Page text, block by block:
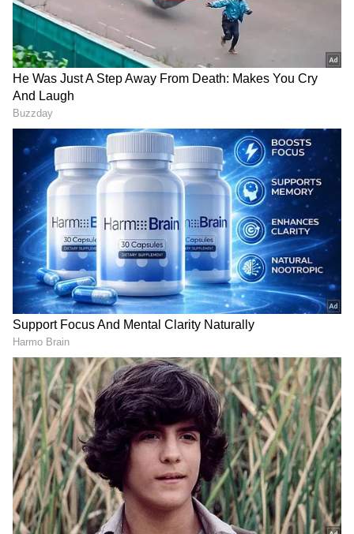
7
ಮಾನ್ಸೂನ್‌ನಲ್ಲಿ ಆರೋಗ್ಯಕ್ಕೆ ಉತ್ತಮ ಆಹಾರಗಳನ್ನು
ಸೇವಿಸಬೇಕು. ಇದು ರೋಗ ನಿರೋಧಕ ಶಕ್ತಿಯನ್ನು
(immunity power) ಹೆಚ್ಚಿಸುತ್ತೆ ಮತ್ತು ಮಳೆಗಾಲದಲ್ಲಿ
ಸೋಂಕುಗಳ ವಿರುದ್ಧ ಹೋರಾಡಲು ಸಹಾಯ ಮಾಡುತ್ತೆ.
ಇದಕ್ಕೆಸೂಪ್ಕೂಡ ಉತ್ತಮ ಆಯ್ಕೆ. ಮಳೆಗಾಲದಲ್ಲಿ
ಸೂಪ್ ಕುಡಿಯುವುದರಿಂದ ಯಾವ ಪ್ರಯೋಜನಗಳನ್ನು
ಪಡೆಯಬಹುದು ಅನ್ನೋದರ ಬಗ್ಗೆ ತಿಳಿಯೋಣ.